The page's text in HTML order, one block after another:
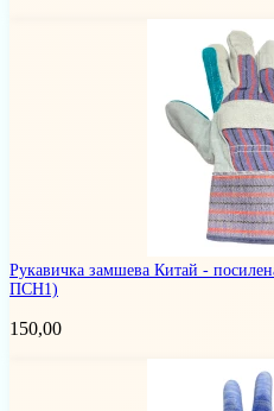
Рукавичка замшева Китай -
ПCH1)
150,00